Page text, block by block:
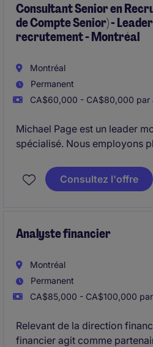
Consultant Senior en
de Compte Senior) -
recrutement - Montréal
Montréal
Permanent
CA$60,000 - CA$80,000 par
Michael Page est un leader
spécialisé. Nous employons
Beaucoup de choses ont
création en Angleterre en
Consultez l'offre
Analyste financier
Montréal
Permanent
CA$85,000 - CA$100,000
Relevant de la direction
financier agit comme